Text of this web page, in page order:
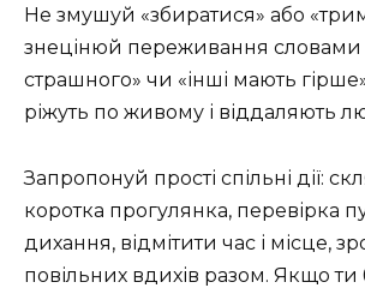
Не змушуй «збиратися» або
знецінюй переживання словами
страшного» чи «інші мають
ріжуть по живому і віддаляють
Запропонуй прості спільні дії:
коротка прогулянка, перевірка
дихання, відмітити час і місце,
повільних вдихів разом. Якщо